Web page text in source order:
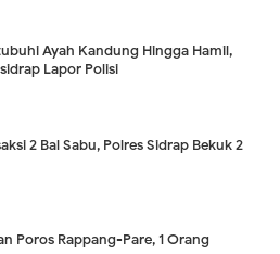
Ayah Kandung Hingga Hamil,
Lapor Polisi
2 Bal Sabu, Polres Sidrap Bekuk 2
Poros Rappang-Pare, 1 Orang